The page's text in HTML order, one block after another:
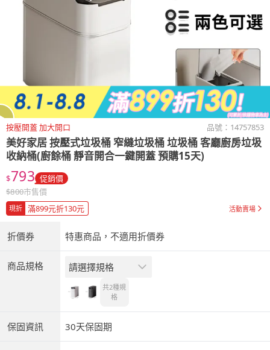
按壓開蓋 加大開口 品號： 14757853
美好家居按壓式垃圾桶 窄縫垃圾桶 垃圾桶 客廳廚房垃圾
收納桶(廚餘桶 靜音開合一鍵開蓋 預購15天)
$793 促銷價
$800市售價
現折 滿899元折130元 活動賣場
折價券 特惠商品，不適用折價券
商品規格 請選擇規格
共2種規
格
保固資訊 30天保固期